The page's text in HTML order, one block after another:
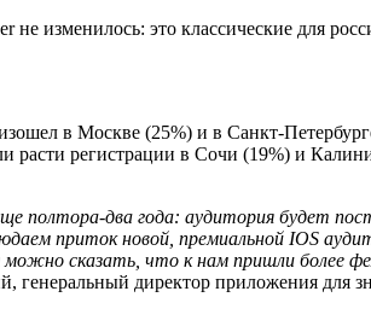
изменилось: это классические для
в Москве (25%) и в Санкт-
регистрации в Сочи (19%) и
полтора-два года: аудитория будет
приток новой, премиальной IOS
сказать, что к нам пришли более
генеральный директор приложения для